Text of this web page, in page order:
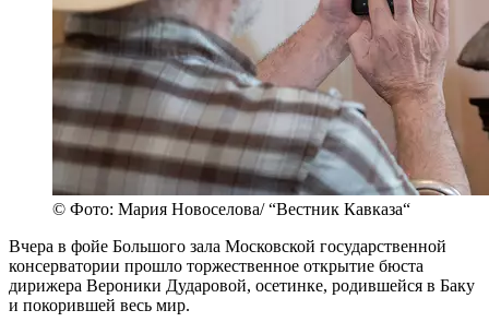
© Фото: Мария Новоселова/ “Вестник Кавказа“
Вчера в фойе Большого зала Московской государственной
консерватории прошло торжественное открытие бюста
дирижера Вероники Дударовой, осетинке, родившейся в Баку
и покорившей весь мир.